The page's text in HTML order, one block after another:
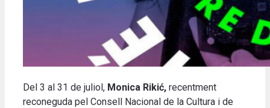
Del 3 al 31 de juliol, Monica Rikić, recentment
reconeguda pel Consell Nacional de la Cultura i de